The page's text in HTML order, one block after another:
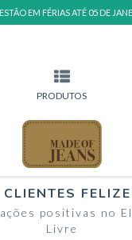
EM FÉRIAS ATÉ 05 DE
PRODUTOS
CLIENTES
positivas no
Livre